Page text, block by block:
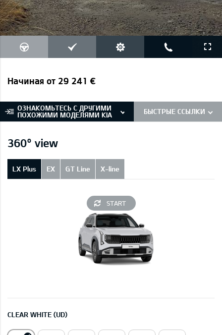
Начиная от 29 241 €
ОЗНАКОМЬТЕСЬ С ДРУГИМИ
ПОХОЖИМИ МОДЕЛЯМИ KIA
БЫСТРЫЕ ССЫЛКИ
360° view
LX Plus EX GT Line X-line
START
CLEAR WHITE (UD)